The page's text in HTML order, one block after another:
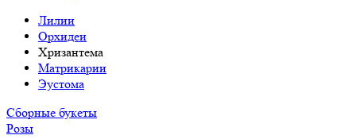
Лилии
Орхидеи
Хризантема
Матрикарии
Эустома
Сборные букеты
Розы